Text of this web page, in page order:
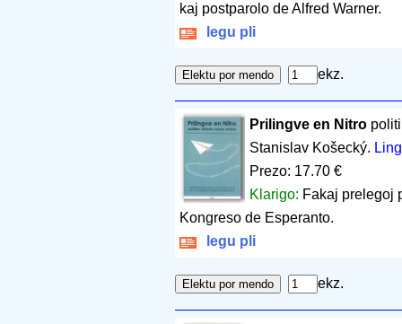
kaj postparolo de Alfred Warner.
legu pli
ekz.
Prilingve en Nitro
Stanislav Košecký.
Prezo: 17.70 €
Klarigo: Fakaj prelegoj
Kongreso de Esperanto.
legu pli
ekz.